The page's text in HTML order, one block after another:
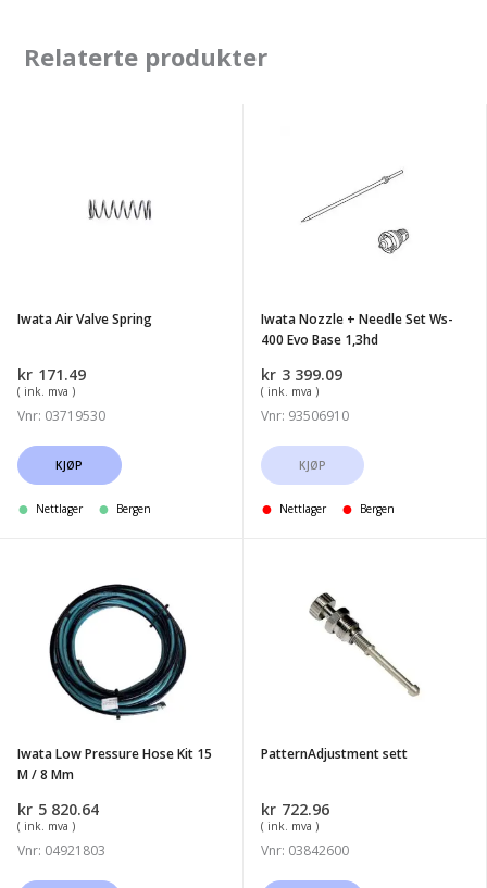
Relaterte produkter
Iwata Air Valve Spring
kr 171.49
( ink. mva )
Vnr: 03719530
KJØP
Nettlager Bergen
Needle
Evo
1,3hd
Iwata Nozzle + Needle Set Ws-
400 Evo Base 1,3hd
kr 3 399.09
( ink. mva )
Vnr: 93506910
KJØP
Nettlager Bergen
Pressure
Hose
/
Mm
Iwata Low Pressure Hose Kit 15
M / 8 Mm
kr 5 820.64
( ink. mva )
Vnr: 04921803
PatternAdjustment sett
kr 722.96
( ink. mva )
Vnr: 03842600